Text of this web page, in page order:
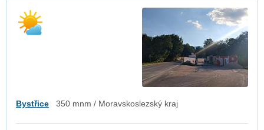
Bystřice 350 mnm / Moravskoslezský kraj